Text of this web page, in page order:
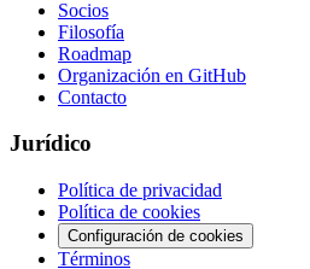
Socios
Filosofía
Roadmap
Organización en GitHub
Contacto
Jurídico
Política de privacidad
Política de cookies
Configuración de cookies
Términos